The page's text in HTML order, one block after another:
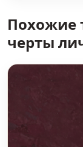
Похожие
черты